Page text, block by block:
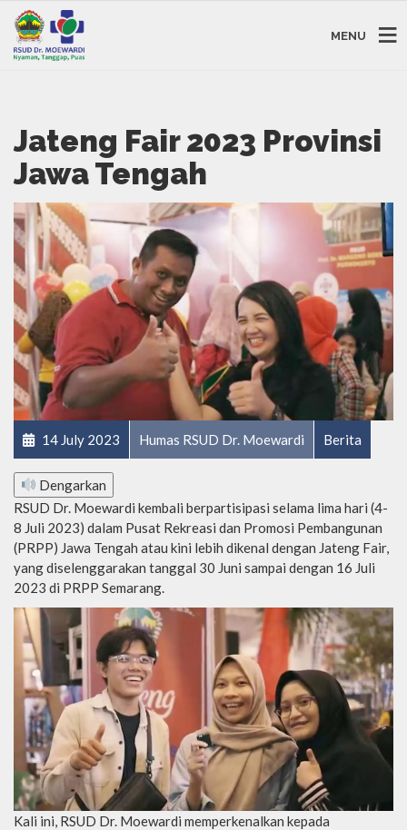
MENU
Jateng Fair 2023 Provinsi
Jawa Tengah
14 July 2023 Humas RSUD Dr. Moewardi Berita
Dengarkan
RSUD Dr. Moewardi kembali berpartisipasi selama lima hari (4-
8 Juli 2023) dalam Pusat Rekreasi dan Promosi Pembangunan
(PRPP) Jawa Tengah atau kini lebih dikenal dengan Jateng Fair,
yang diselenggarakan tanggal 30 Juni sampai dengan 16 Juli
2023 di PRPP Semarang.
Kali ini, RSUD Dr. Moewardi memperkenalkan kepada